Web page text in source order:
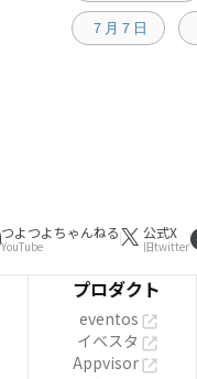
７月７日
つよつよちゃんねる
YouTube
公式X
旧twitter
プロダクト
eventos
イベスタ
Appvisor